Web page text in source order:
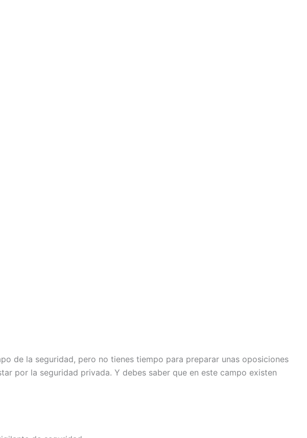
de la seguridad, pero no tienes tiempo para preparar unas oposiciones
por la seguridad privada. Y debes saber que en este campo existen